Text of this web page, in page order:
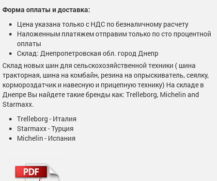
Форма оплаты и доставка:
Цена указана только с НДС по безналичному расчету
Наложенным платяжем отправим только по сто процентной
оплаты
Склад: Днепропетровская обл. город Днепр
Склад новых шин для сельскохозяйственной техники ( шина
тракторная, шина на комбайн, резина на опрыскиватель, сеялку,
кормороздатчик и навесную и прицепную технику) На складе в
Днепре Вы найдете такие бренды как: Trelleborg, Michelin and
Starmaxx.
Trelleborg - Италия
Starmaxx - Турция
Michelin - Испания